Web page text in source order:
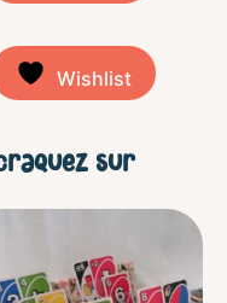
Wishlist
sur
Ce